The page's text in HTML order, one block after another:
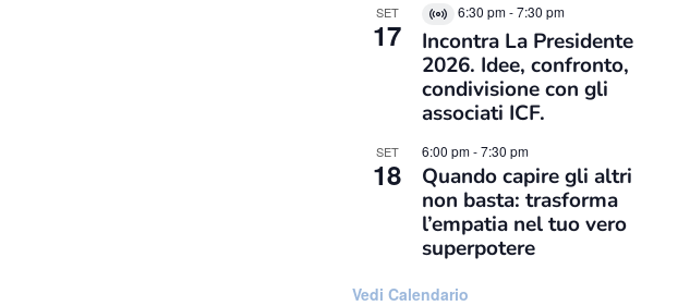
SET
17
Virtual
Evento
6:30 pm-7:30 pm
Incontra La Presidente
2026. Idee, confronto,
condivisione con gli
associati ICF.
SET
18
6:00 pm-7:30 pm
Quando capire gli altri
non basta: trasforma
l’empatia nel tuo vero
superpotere
Vedi Calendario